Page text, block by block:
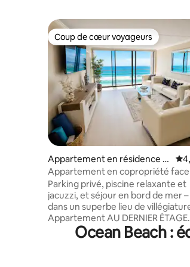
Coup de cœur voyageurs
Coup de cœur voyageurs
Appartement en résidence ⋅
Pacific Beach
Appartement en copropriété
Parking privé, piscine relaxante et
jacuzzi, et séjour en bord de mer
dans un superbe lieu de
Appartement AU DERNIER ÉTAGE
(meilleures vues !) Réveillez-vous avec
les vagues et une vue
Ocean Beach :